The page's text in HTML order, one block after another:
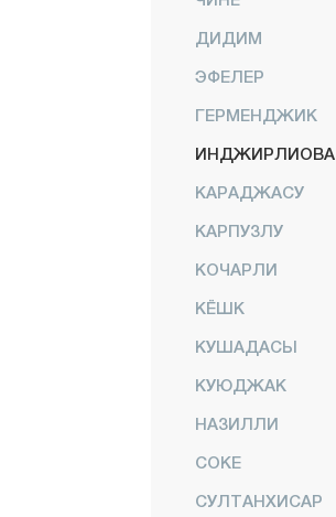
ДИДИМ
ЭФЕЛЕР
ГЕРМЕНДЖИК
ИНДЖИРЛИОВА
КАРАДЖАСУ
КАРПУЗЛУ
КОЧАРЛИ
КЁШК
КУШАДАСЫ
КУЮДЖАК
НАЗИЛЛИ
СОКЕ
СУЛТАНХИСАР